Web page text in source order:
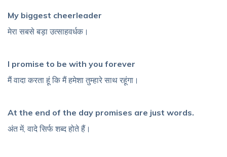
My biggest cheerleader
मेरा सबसे बड़ा उत्साहवर्धक।
I promise to be with you forever
मैं वादा करता हूं कि मैं हमेशा तुम्हारे साथ रहूंगा।
At the end of the day promises are just words.
अंत में, वादे सिर्फ शब्द होते हैं।